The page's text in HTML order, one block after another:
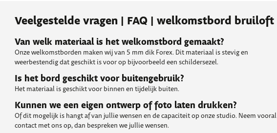
Veelgestelde vragen | FAQ | welkomstbord bruiloft
Van welk materiaal is het welkomstbord gemaakt?
Onze welkomstborden maken wij van 5 mm dik Forex. Dit materiaal is stevig en
weerbestendig dat geschikt is voor op bijvoorbeeld een schildersezel.
Is het bord geschikt voor buitengebruik?
Het materiaal is geschikt voor binnen en tijdelijk buiten.
Kunnen we een eigen ontwerp of foto laten drukken?
Of dit mogelijk is hangt af van jullie wensen en de capaciteit op onze studio. Neem vooral
contact met ons op, dan bespreken we jullie wensen.